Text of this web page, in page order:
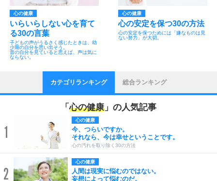
心の健康
いらいらしない心を育て
る30の言葉
子どもの声がうるさく感じたときは、幼
少期の自分を思い出そう。
昔の自分を見ていると思えば、声は気に
ならない。
心の健康
心の安定を保つ30の方法
心の安定を保つためには「嫌なものは見
ない努力」が大切。
カテゴリランキング 総合ランキング
「心の健康」の人気記事
1
心の健康
今、つらいですか。
それなら、今は幸せということです。
心の汚れを取り除く30の方法
2
心の健康
人間は現実に悩むのではない。
妄想によって悩むのだ。